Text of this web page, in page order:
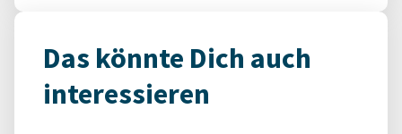
Das könnte Dich auch
interessieren